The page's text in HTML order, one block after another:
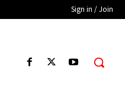
Sign in / Join